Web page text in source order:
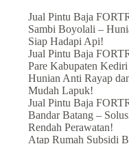
Jual Pintu Baja
Sambi Boyolali –
Siap Hadapi Api!
Jual Pintu Baja
Pare Kabupaten
Hunian Anti Rayap
Mudah Lapuk!
Jual Pintu Baja
Bandar Batang –
Rendah Perawatan!
Atap Rumah Subsidi